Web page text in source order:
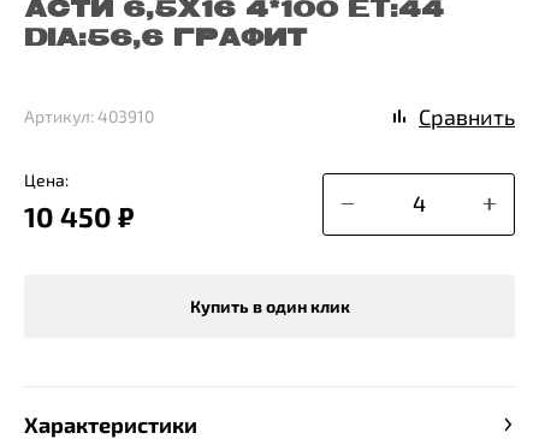
АСТИ 6,5X16 4*100 ET:44
DIA:56,6 ГРАФИТ
Цена:
10 450 ₽
Купить в один клик
Артикул: 403910 Сравнить
Характеристики